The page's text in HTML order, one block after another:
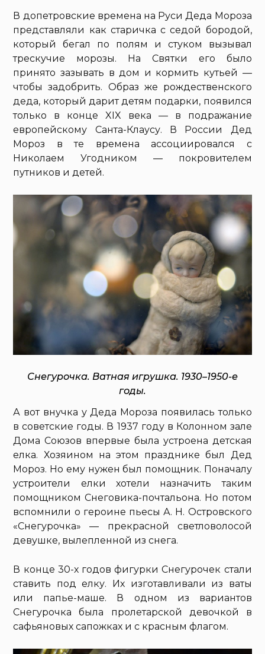
В допетровские времена на Руси Деда Мороза
представляли как старичка с седой бородой,
который бегал по полям и стуком вызывал
трескучие морозы. На Святки его было
принято зазывать в дом и кормить кутьей —
чтобы задобрить. Образ же рождественского
деда, который дарит детям подарки, появился
только в конце XIX века — в подражание
европейскому Санта-Клаусу. В России Дед
Мороз в те времена ассоциировался с
Николаем Угодником — покровителем
путников и детей.
Снегурочка. Ватная игрушка. 1930–1950-е
годы.
А вот внучка у Деда Мороза появилась только
в советские годы. В 1937 году в Колонном зале
Дома Союзов впервые была устроена детская
елка. Хозяином на этом празднике был Дед
Мороз. Но ему нужен был помощник. Поначалу
устроители елки хотели назначить таким
помощником Снеговика-почтальона. Но потом
вспомнили о героине пьесы А. Н. Островского
«Снегурочка» — прекрасной светловолосой
девушке, вылепленной из снега.
В конце 30-х годов фигурки Снегурочек стали
ставить под елку. Их изготавливали из ваты
или папье-маше. В одном из вариантов
Снегурочка была пролетарской девочкой в
сафьяновых сапожках и с красным флагом.